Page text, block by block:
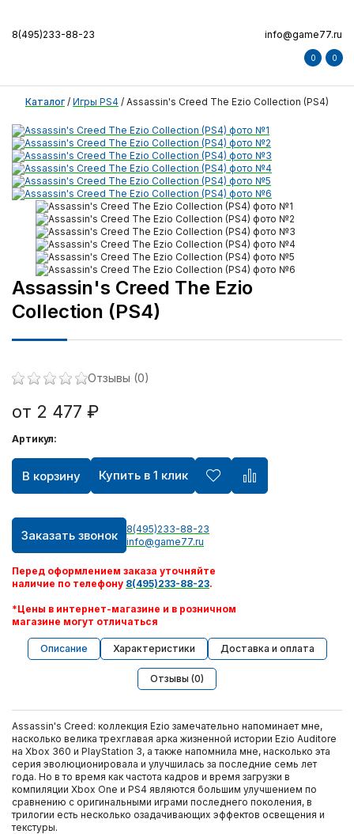
8(495)233-88-23 info@game77.ru
0 0
Каталог / Игры PS4 / Assassin's Creed The Ezio Collection (PS4)
Assassin's Creed The Ezio
Collection (PS4)
Отзывы (0)
от 2 477 ₽
Артикул:
В корзину Купить в 1 клик
Заказать звонок
8(495)233-88-23
info@game77.ru
Перед оформлением заказа уточняйте
наличие по телефону 8(495)233-88-23.
*Цены в интернет-магазине и в розничном
магазине могут отличаться
Описание Характеристики Доставка и оплата
Отзывы (0)
Assassin's Creed: коллекция Ezio замечательно напоминает мне,
насколько велика трехглавая арка жизненной истории Ezio Auditore
на Xbox 360 и PlayStation 3, а также напомнила мне, насколько эта
серия эволюционировала и улучшилась за последние семь лет
года. Но в то время как частота кадров и время загрузки в
компиляции Xbox One и PS4 являются большим улучшением по
сравнению с оригинальными играми последнего поколения, в
трилогии есть несколько озадачивающих эффектов освещения и
текстуры.